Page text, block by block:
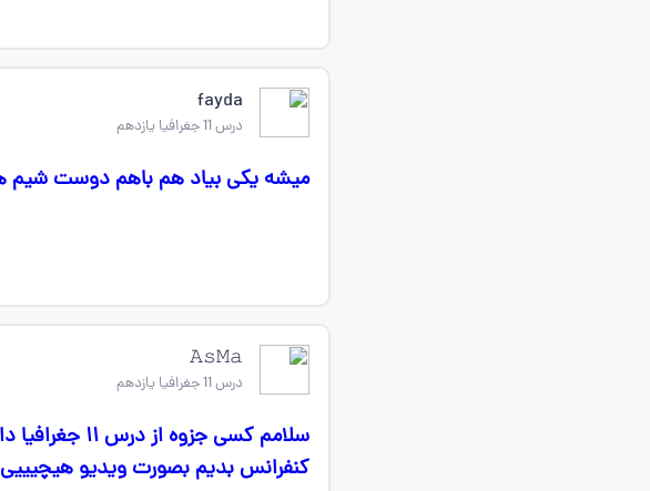
fayda
درس 11 جغرافیا یازدهم
میشه یکی بیاد هم باهم دوست شیم
𝙰𝚜𝙼𝚊
درس 11 جغرافیا یازدهم
سلامم کسی
کنفرانس بدیم بصورت ویدیو هیچیییی بلد